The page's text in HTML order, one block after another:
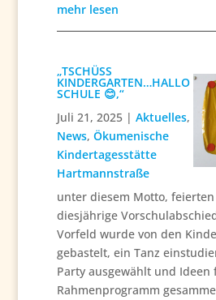
mehr lesen
„TSCHÜSS
KINDERGARTEN…HALLO
SCHULE 😊,“
Juli 21, 2025 |Aktuelles,
News,Ökumenische
Kindertagesstätte
Hartmannstraße
unter diesem Motto,
diesjährige
Vorfeld wurde von den
gebastelt, ein Tanz
Party ausgewählt und Ideen
Rahmenprogramm